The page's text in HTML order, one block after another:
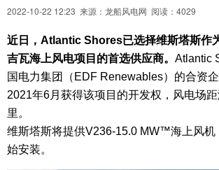
2022-10-22 12:23 来源：龙船风电网 阅读： 4029
近日，Atlantic Shores已选择维斯塔斯作
吉瓦海上风电项目的首选供应商。 Atlantic
国电力集团（EDF Renewables）的合资
2021年6月获得该项目的开发权，风电场
里。
维斯塔斯将提供V236-15.0 MW™海上风机
始安装。